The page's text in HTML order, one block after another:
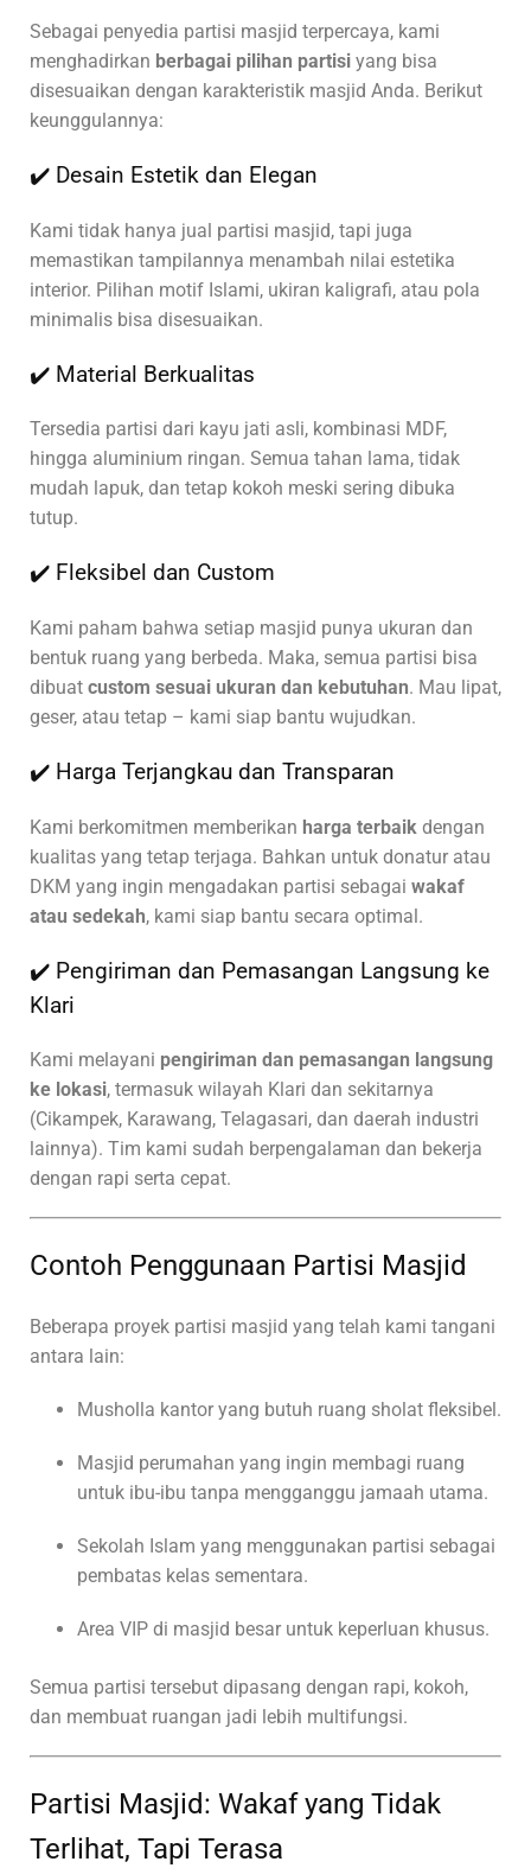
Sebagai penyedia partisi masjid terpercaya, kami
menghadirkan berbagai pilihan partisi yang bisa
disesuaikan dengan karakteristik masjid Anda. Berikut
keunggulannya:
✔️ Desain Estetik dan Elegan
Kami tidak hanya jual partisi masjid, tapi juga
memastikan tampilannya menambah nilai estetika
interior. Pilihan motif Islami, ukiran kaligrafi, atau pola
minimalis bisa disesuaikan.
✔️ Material Berkualitas
Tersedia partisi dari kayu jati asli, kombinasi MDF,
hingga aluminium ringan. Semua tahan lama, tidak
mudah lapuk, dan tetap kokoh meski sering dibuka
tutup.
✔️ Fleksibel dan Custom
Kami paham bahwa setiap masjid punya ukuran dan
bentuk ruang yang berbeda. Maka, semua partisi bisa
dibuat custom sesuai ukuran dan kebutuhan. Mau lipat,
geser, atau tetap – kami siap bantu wujudkan.
✔️ Harga Terjangkau dan Transparan
Kami berkomitmen memberikan harga terbaik dengan
kualitas yang tetap terjaga. Bahkan untuk donatur atau
DKM yang ingin mengadakan partisi sebagai wakaf
atau sedekah, kami siap bantu secara optimal.
✔️ Pengiriman dan Pemasangan Langsung ke
Klari
Kami melayani pengiriman dan pemasangan langsung
ke lokasi, termasuk wilayah Klari dan sekitarnya
(Cikampek, Karawang, Telagasari, dan daerah industri
lainnya). Tim kami sudah berpengalaman dan bekerja
dengan rapi serta cepat.
Contoh Penggunaan Partisi Masjid
Beberapa proyek partisi masjid yang telah kami tangani
antara lain:
Musholla kantor yang butuh ruang sholat fleksibel.
Masjid perumahan yang ingin membagi ruang
untuk ibu-ibu tanpa mengganggu jamaah utama.
Sekolah Islam yang menggunakan partisi sebagai
pembatas kelas sementara.
Area VIP di masjid besar untuk keperluan khusus.
Semua partisi tersebut dipasang dengan rapi, kokoh,
dan membuat ruangan jadi lebih multifungsi.
Partisi Masjid: Wakaf yang Tidak
Terlihat, Tapi Terasa